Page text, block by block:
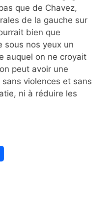
que de Chavez,
de la gauche sur
bien que
sous nos yeux un
auquel on ne croyait
peut avoir une
violences et sans
ni à réduire les